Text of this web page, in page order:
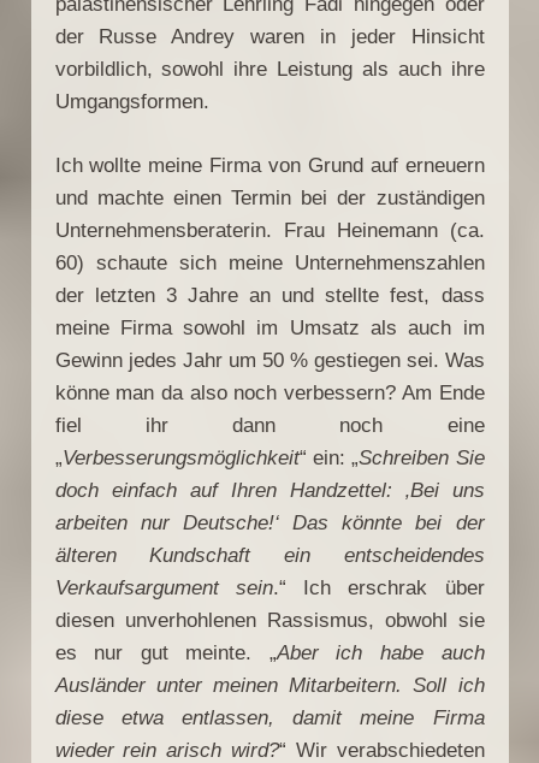
der Russe Andrey waren in jeder Hinsicht
vorbildlich, sowohl ihre Leistung als auch ihre
Umgangsformen.
Ich wollte meine Firma von Grund auf erneuern
und machte einen Termin bei der zuständigen
Unternehmensberaterin. Frau Heinemann (ca.
60) schaute sich meine Unternehmenszahlen
der letzten 3 Jahre an und stellte fest, dass
meine Firma sowohl im Umsatz als auch im
Gewinn jedes Jahr um 50 % gestiegen sei. Was
könne man da also noch verbessern? Am Ende
fiel ihr dann noch eine
„Verbesserungsmöglichkeit“ ein: „Schreiben Sie
doch einfach auf Ihren Handzettel: ‚Bei uns
arbeiten nur Deutsche!‘ Das könnte bei der
älteren Kundschaft ein entscheidendes
Verkaufsargument sein.“ Ich erschrak über
diesen unverhohlenen Rassismus, obwohl sie
es nur gut meinte. „Aber ich habe auch
Ausländer unter meinen Mitarbeitern. Soll ich
diese etwa entlassen, damit meine Firma
wieder rein arisch wird?“ Wir verabschiedeten